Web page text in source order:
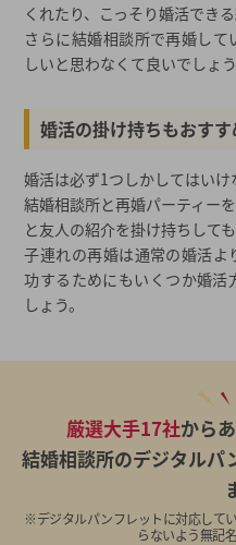
くれたり、こっそり婚活でき
さらに結婚相談所で再婚し
しいと思わなくて良いでしょう
婚活の掛け持ちもおすす
婚活は必ず1つしかしてはいけ
結婚相談所と再婚パーティー
と友人の紹介を掛け持ちしても
子連れの再婚は通常の婚活
功するためにもいくつか婚活
しょう。
厳選大手17社から
結婚相談所のデジタルパ
※デジタルパンフレットに対応して
らないよう無記